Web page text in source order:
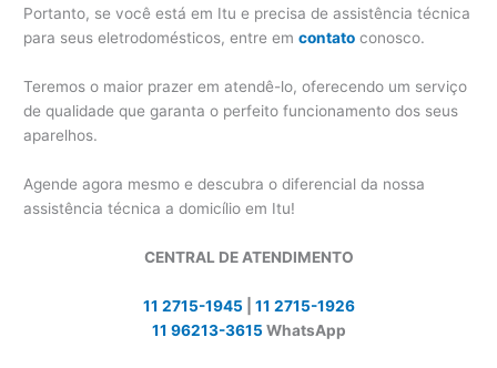
Portanto, se você está em Itu e precisa de assistência técnica
para seus eletrodomésticos, entre emcontato conosco.
Teremos o maior prazer em atendê-lo, oferecendo um serviço
de qualidade que garanta o perfeito funcionamento dos seus
aparelhos.
Agende agora mesmo e descubra o diferencial da nossa
assistência técnica a domicílio em Itu!
CENTRAL DE ATENDIMENTO
11 2715-1945
11 2715-1926
11 96213-3615 WhatsApp